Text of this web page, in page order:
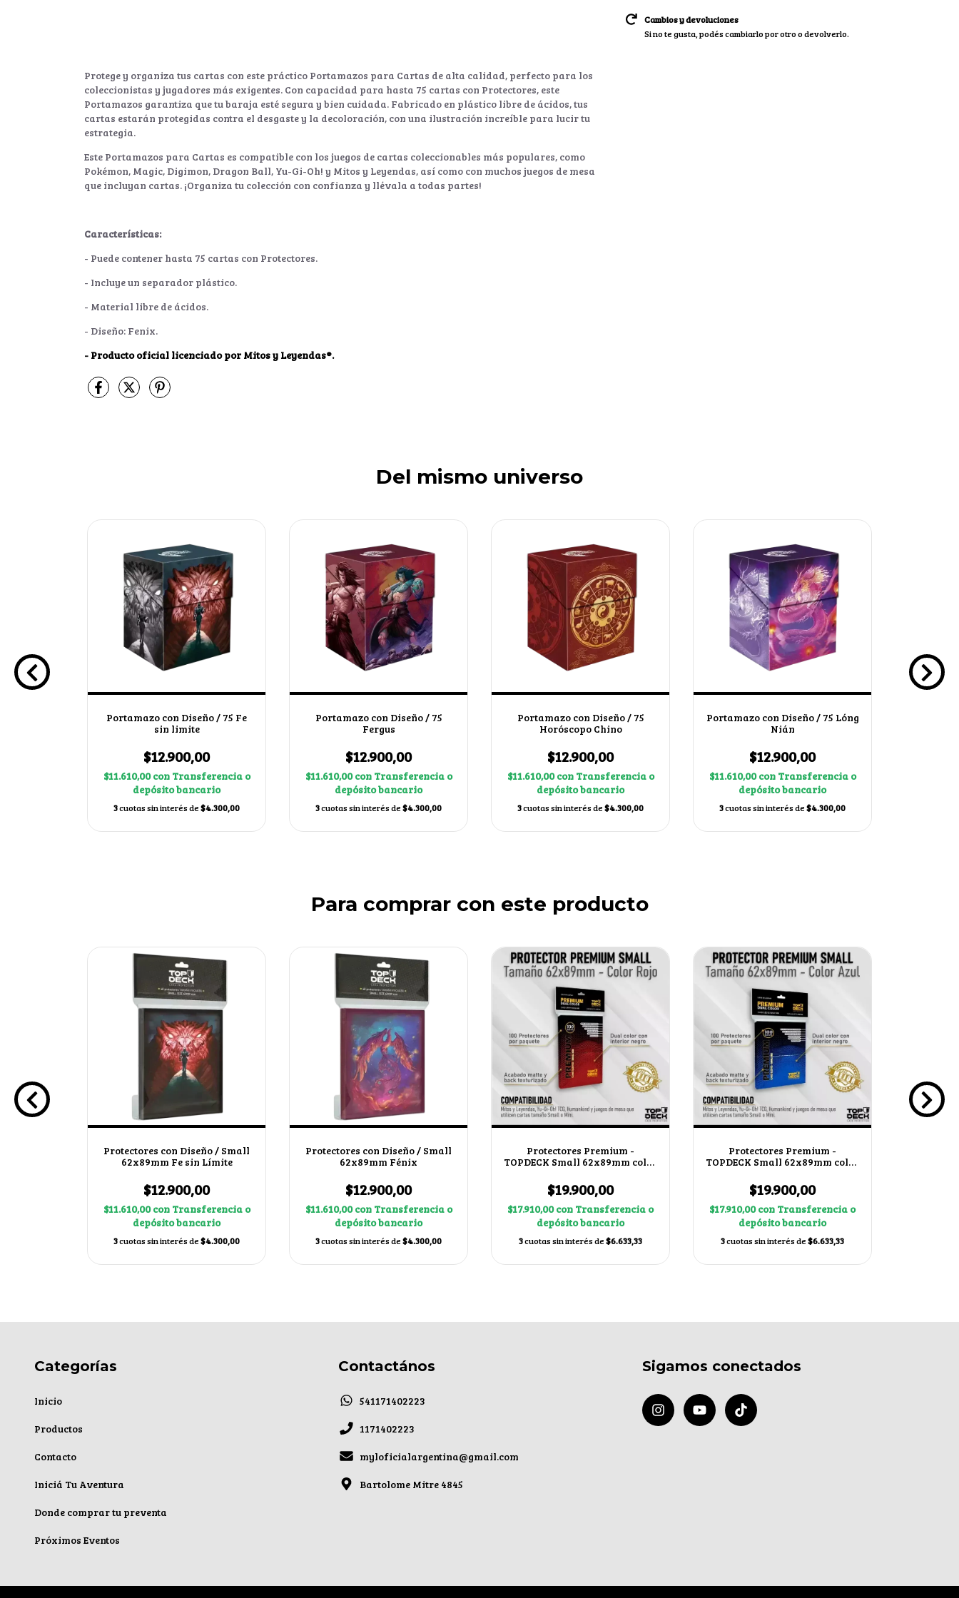
Protege y organiza tus cartas con este práctico Portamazos para Cartas de alta calidad, perfecto para los
coleccionistas y jugadores más exigentes. Con capacidad para hasta 75 cartas con Protectores, este
Portamazos garantiza que tu baraja esté segura y bien cuidada. Fabricado en plástico libre de ácidos, tus
cartas estarán protegidas contra el desgaste y la decoloración, con una ilustración increíble para lucir tu
estrategia.
Este Portamazos para Cartas es compatible con los juegos de cartas coleccionables más populares, como
Pokémon, Magic, Digimon, Dragon Ball, Yu-Gi-Oh! y Mitos y Leyendas, así como con muchos juegos de mesa
que incluyan cartas. ¡Organiza tu colección con confianza y llévala a todas partes!
Características:
- Puede contener hasta 75 cartas con Protectores.
- Incluye un separador plástico.
- Material libre de ácidos.
- Diseño: Fenix.
- Producto oficial licenciado por Mitos y Leyendas®.
Cambios y devoluciones
Si no te gusta, podés cambiarlo por otro o devolverlo.
Del mismo universo
Portamazo con Diseño / 75 Fe
sin limite
$12.900,00
$11.610,00con Transferencia o
depósito bancario
3cuotas sin interés de$4.300,00
Portamazo con Diseño / 75
Fergus
$12.900,00
$11.610,00con Transferencia o
depósito bancario
3cuotas sin interés de$4.300,00
Portamazo con Diseño / 75
Horóscopo Chino
$12.900,00
$11.610,00con Transferencia o
depósito bancario
3cuotas sin interés de$4.300,00
Portamazo con Diseño / 75 Lóng
Nián
$12.900,00
$11.610,00con Transferencia o
depósito bancario
3cuotas sin interés de$4.300,00
Para comprar con este producto
o
Protectores con Diseño / Small
62x89mm Fe sin Límite
$12.900,00
$11.610,00con Transferencia o
depósito bancario
3cuotas sin interés de$4.300,00
Protectores con Diseño / Small
62x89mm Fénix
$12.900,00
$11.610,00con Transferencia o
depósito bancario
3cuotas sin interés de$4.300,00
Protectores Premium -
TOPDECK Small 62x89mm color
$19.900,00
$17.910,00con Transferencia o
depósito bancario
3cuotas sin interés de$6.633,33
Protectores Premium -
TOPDECK Small 62x89mm color
$19.900,00
$17.910,00con Transferencia o
depósito bancario
3cuotas sin interés de$6.633,33
Categorías
Inicio
Productos
Contacto
Iniciá Tu Aventura
Donde comprar tu preventa
Próximos Eventos
Contactános
541171402223
1171402223
myloficialargentina@gmail.com
Bartolome Mitre 4845
Sigamos conectados